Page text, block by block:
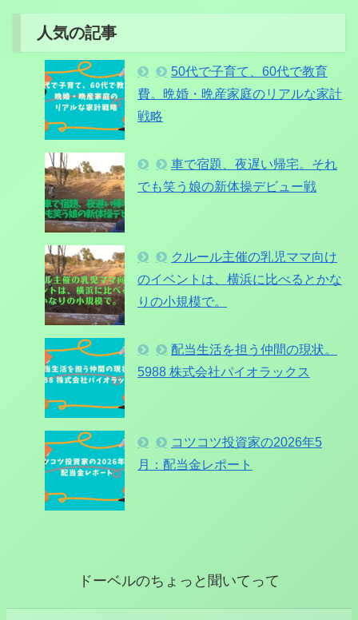
人気の記事
50代で子育て、60代で教育
費。晩婚・晩産家庭のリアルな家計
戦略
車で宿題、夜遅い帰宅。それ
でも笑う娘の新体操デビュー戦
クルール主催の乳児ママ向け
のイベントは、横浜に比べるとかな
りの小規模で。
配当生活を担う仲間の現状。
5988 株式会社パイオラックス
コツコツ投資家の2026年5
月：配当金レポート
ドーベルのちょっと聞いてって